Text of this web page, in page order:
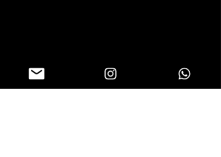
Numéro 02 - Novembre 2019
Numéro 01 - Juillet 2019 -